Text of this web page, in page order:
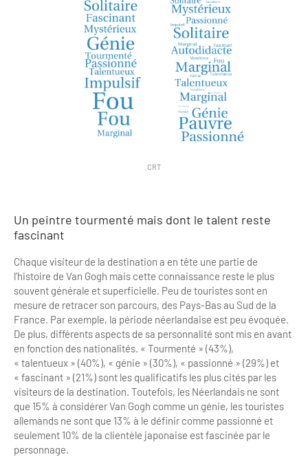
CRT
Un peintre tourmenté mais dont le talent reste
fascinant
Chaque visiteur de la destination a en tête une partie de
l’histoire de Van Gogh mais cette connaissance reste le plus
souvent générale et superficielle. Peu de touristes sont en
mesure de retracer son parcours, des Pays-Bas au Sud de la
France. Par exemple, la période néerlandaise est peu évoquée.
De plus, différents aspects de sa personnalité sont mis en avant
en fonction des nationalités. « Tourmenté » (43%),
« talentueux » (40%), « génie » (30%), « passionné » (29%) et
« fascinant » (21%) sont les qualificatifs les plus cités par les
visiteurs de la destination. Toutefois, les Néerlandais ne sont
que 15% à considérer Van Gogh comme un génie, les touristes
allemands ne sont que 13% à le définir comme passionné et
seulement 10% de la clientèle japonaise est fascinée par le
personnage.